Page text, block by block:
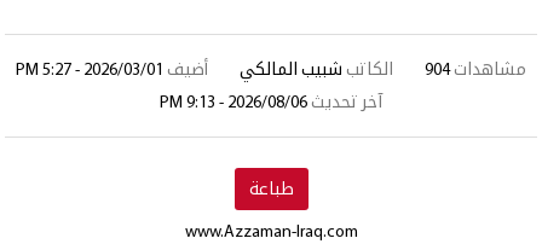
مشاهدات 904 الكاتب شبيب المالكي أضيف 2026/03/01 - 5:27 PM
آخر تحديث 2026/08/06 - 9:13 PM
طباعة
www.Azzaman-Iraq.com